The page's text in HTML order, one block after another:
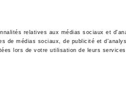
relatives aux médias sociaux et
de médias sociaux, de publicité et
lors de votre utilisation de leurs
International